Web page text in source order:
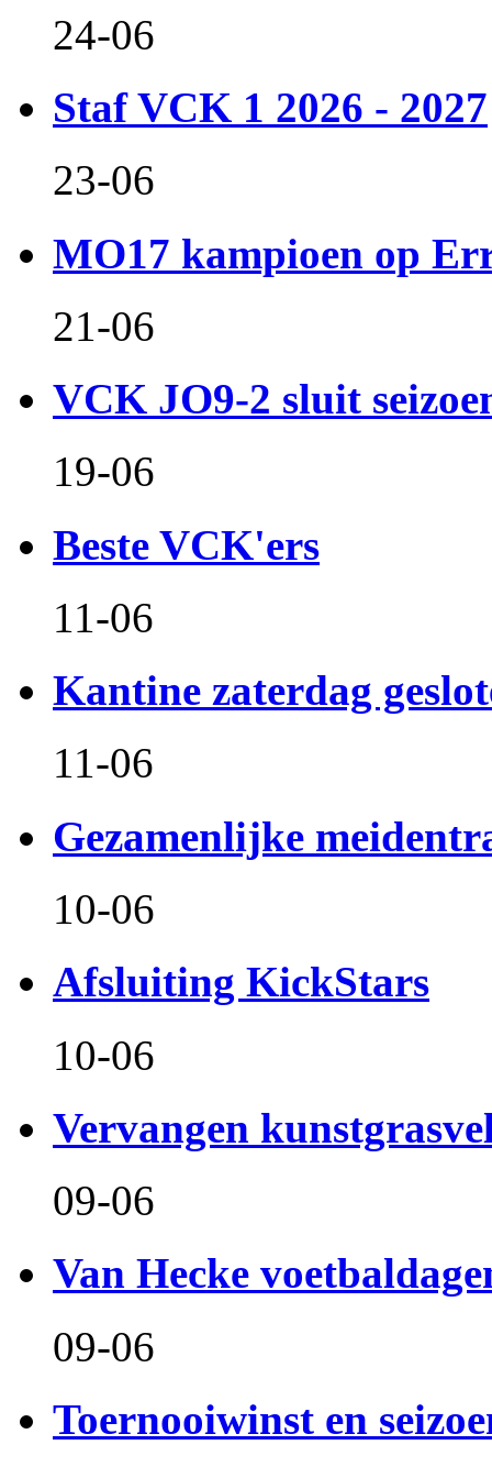
24-06
Staf VCK 1 2026 - 2027
23-06
MO17 kampioen op
21-06
VCK JO9-2 sluit
19-06
Beste VCK'ers
11-06
Kantine zaterdag
11-06
Gezamenlijke
10-06
Afsluiting KickStars
10-06
Vervangen
09-06
Van Hecke
09-06
Toernooiwinst en